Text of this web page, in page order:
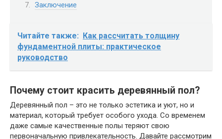
Заключение
Читайте также: Как рассчитать толщину
фундаментной плиты: практическое
руководство
Почему стоит красить деревянный пол?
Деревянный пол – это не только эстетика и уют, но и
материал, который требует особого ухода. Со временем
даже самые качественные полы теряют свою
первоначальную привлекательность. Давайте рассмотрим